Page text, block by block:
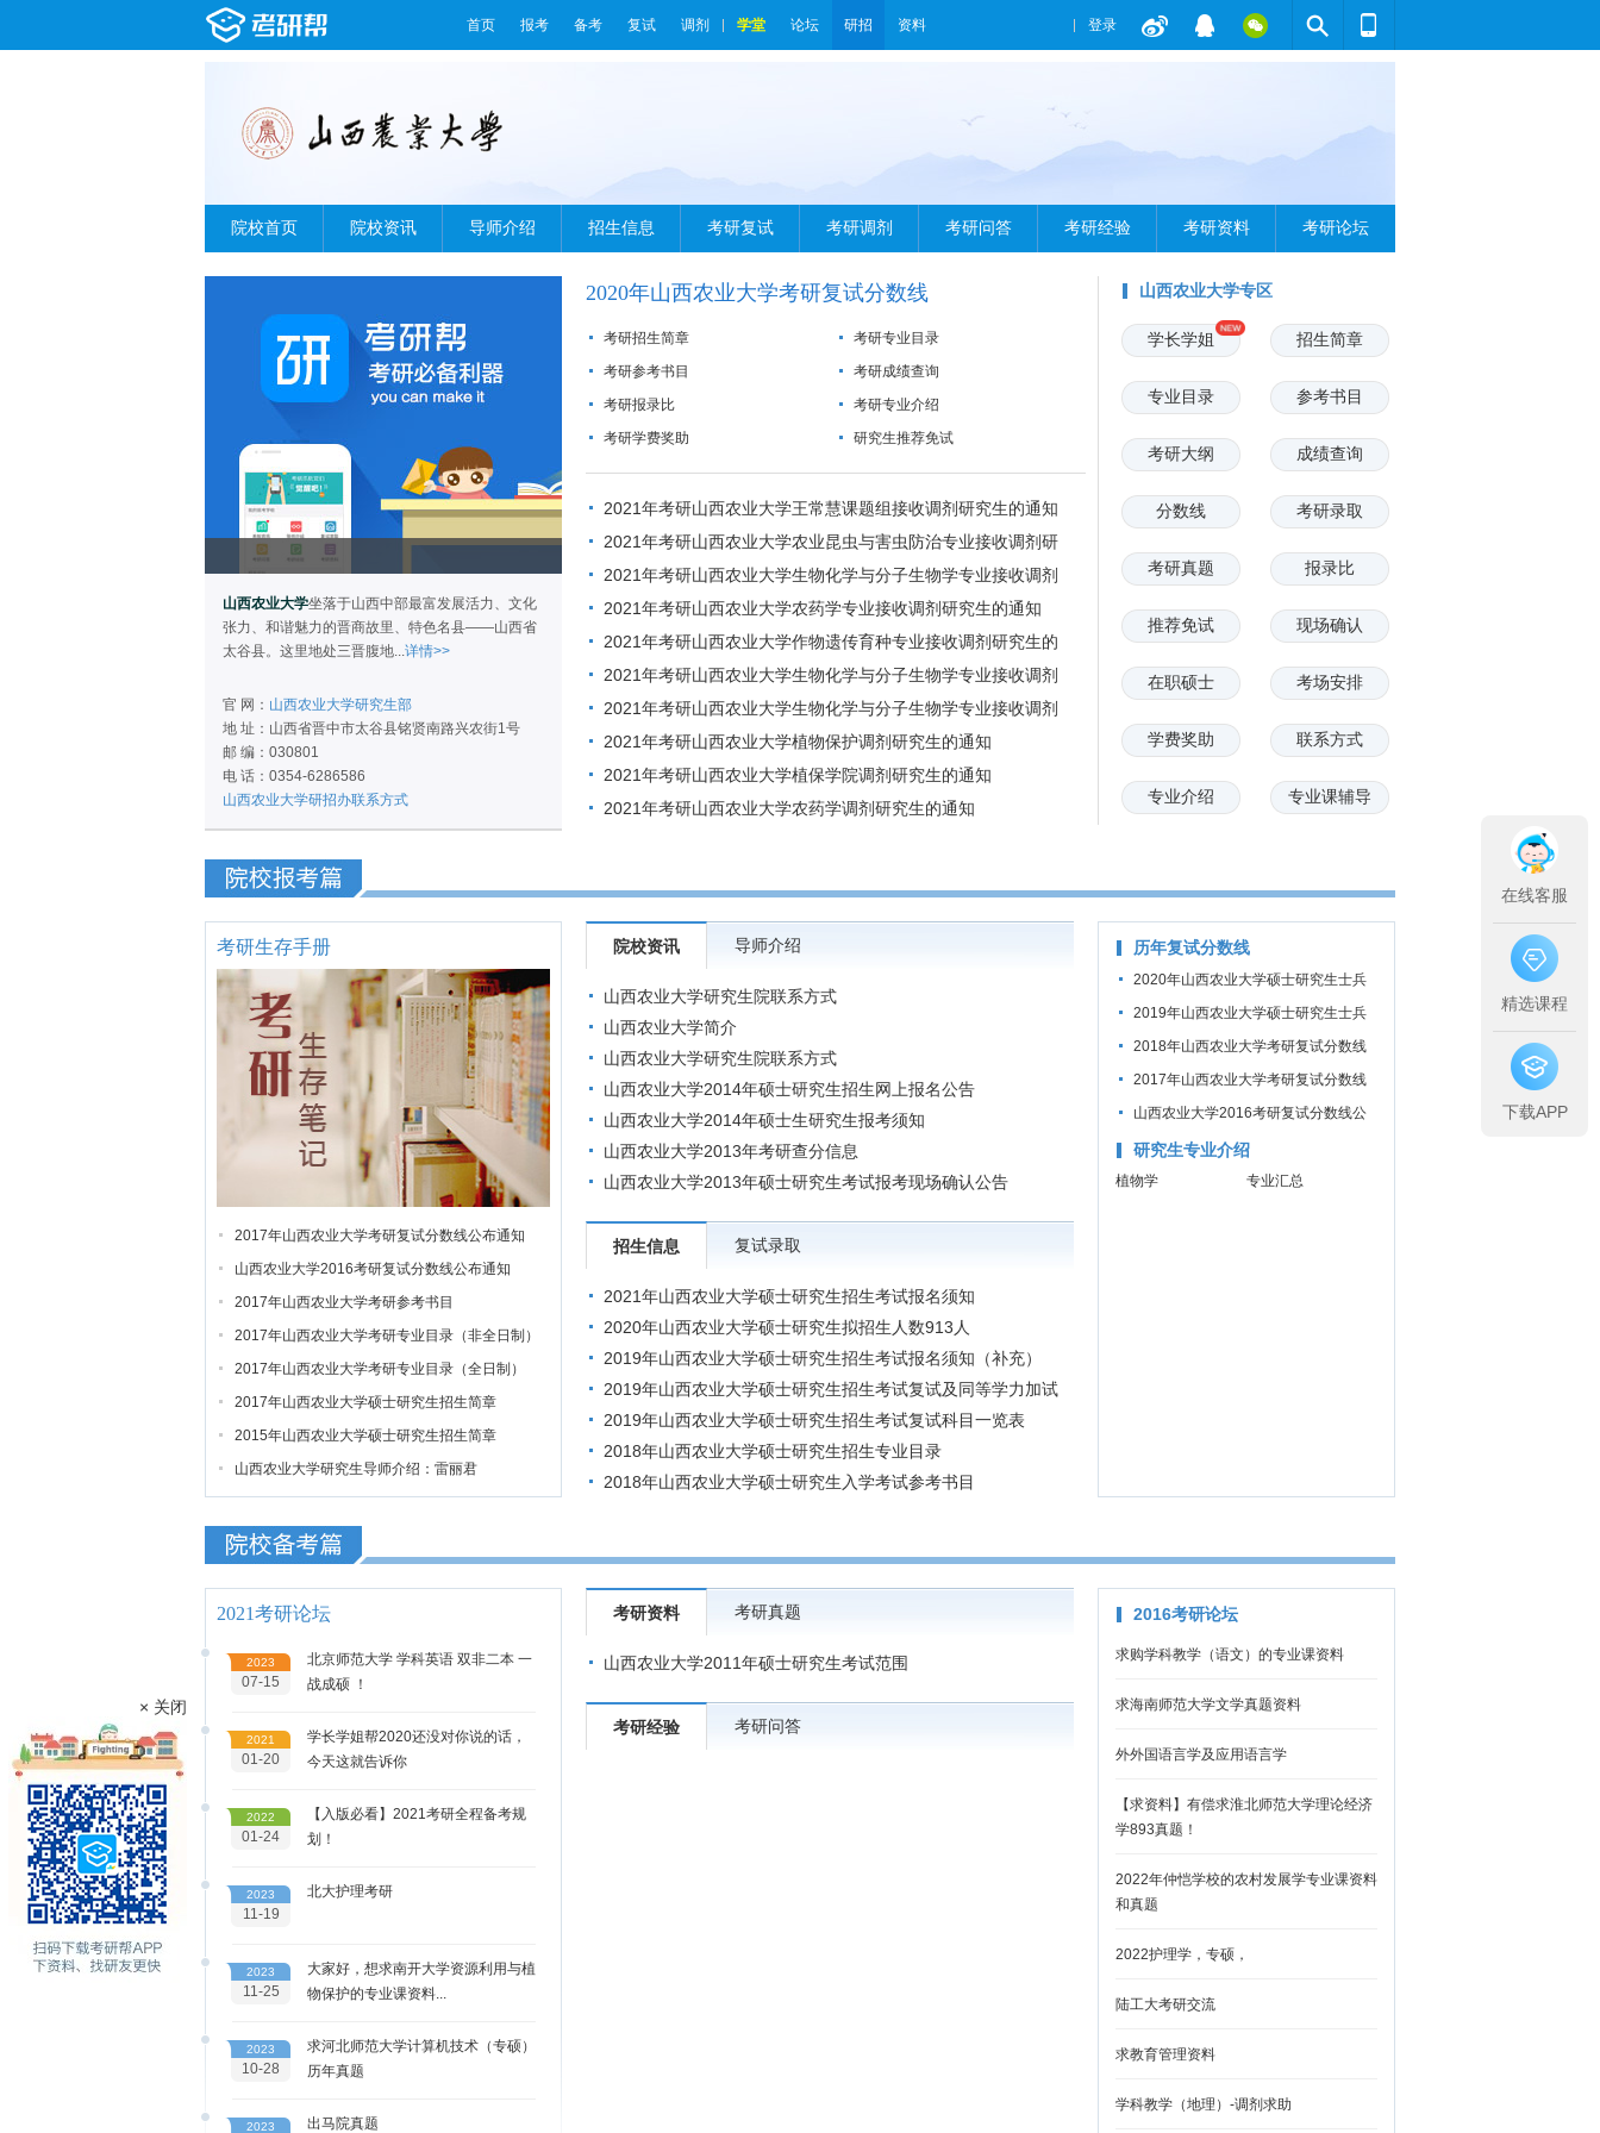
首页 报考 备考 复试 调剂 学堂 论坛 研招 资料 登录
院校首页 院校资讯 导师介绍 招生信息 考研复试 考研调剂 考研问答 考研经验 考研资料 考研论坛
山西农业大学坐落于山西中部最富发展活力、文化
张力、和谐魅力的晋商故里、特色名县——山西省
太谷县。这里地处三晋腹地...详情>>
官 网： 山西农业大学研究生部
地 址：山西省晋中市太谷县铭贤南路兴农街1号
邮 编：030801
电 话：0354-6286586
山西农业大学研招办联系方式
2020年山西农业大学考研复试分数线
考研招生简章
考研专业目录
考研参考书目
考研成绩查询
考研报录比
考研专业介绍
考研学费奖助
研究生推荐免试
2021年考研山西农业大学王常慧课题组接收调剂研究生的通知
2021年考研山西农业大学农业昆虫与害虫防治专业接收调剂研
究生的通知
2021年考研山西农业大学生物化学与分子生物学专业接收调剂
研究生的通知
2021年考研山西农业大学农药学专业接收调剂研究生的通知
2021年考研山西农业大学作物遗传育种专业接收调剂研究生的
通知
2021年考研山西农业大学生物化学与分子生物学专业接收调剂
研究生的通知
2021年考研山西农业大学生物化学与分子生物学专业接收调剂
研究生的通知
2021年考研山西农业大学植物保护调剂研究生的通知
2021年考研山西农业大学植保学院调剂研究生的通知
2021年考研山西农业大学农药学调剂研究生的通知
山西农业大学专区
学长学姐 招生简章
专业目录 参考书目
考研大纲 成绩查询
分数线 考研录取
考研真题 报录比
推荐免试 现场确认
在职硕士 考场安排
学费奖助 联系方式
专业介绍 专业课辅导
考研生存手册
2017年山西农业大学考研复试分数线公布通知
山西农业大学2016考研复试分数线公布通知
2017年山西农业大学考研参考书目
2017年山西农业大学考研专业目录（非全日制）
2017年山西农业大学考研专业目录（全日制）
2017年山西农业大学硕士研究生招生简章
2015年山西农业大学硕士研究生招生简章
山西农业大学研究生导师介绍：雷丽君
院校资讯 导师介绍
山西农业大学研究生院联系方式
山西农业大学简介
山西农业大学研究生院联系方式
山西农业大学2014年硕士研究生招生网上报名公告
山西农业大学2014年硕士生研究生报考须知
山西农业大学2013年考研查分信息
山西农业大学2013年硕士研究生考试报考现场确认公告
招生信息 复试录取
2021年山西农业大学硕士研究生招生考试报名须知
2020年山西农业大学硕士研究生拟招生人数913人
2019年山西农业大学硕士研究生招生考试报名须知（补充）
2019年山西农业大学硕士研究生招生考试复试及同等学力加试
科目参考书目一览表
2019年山西农业大学硕士研究生招生考试复试科目一览表
2018年山西农业大学硕士研究生招生专业目录
2018年山西农业大学硕士研究生入学考试参考书目
历年复试分数线
2020年山西农业大学硕士研究生士兵
计划专项招生初试成绩基本要求
2019年山西农业大学硕士研究生士兵
计划专项招生复试分数线
2018年山西农业大学考研复试分数线
公布通知
2017年山西农业大学考研复试分数线
公布通知
山西农业大学2016考研复试分数线公
布通知
研究生专业介绍
植物学 专业汇总
2021考研论坛
2023
07-15
北京师范大学 学科英语 双非二本 一
战成硕 ！
2021
01-20
学长学姐帮2020还没对你说的话，
今天这就告诉你
2022
01-24
【入版必看】2021考研全程备考规
划！
2023
11-19
北大护理考研
2023
11-25
大家好，想求南开大学资源利用与植
物保护的专业课资料...
2023
10-28
求河北师范大学计算机技术（专硕）
历年真题
2023 出马院真题
考研资料 考研真题
山西农业大学2011年硕士研究生考试范围
考研经验 考研问答
2016考研论坛
求购学科教学（语文）的专业课资料
求海南师范大学文学真题资料
外外国语言学及应用语言学
【求资料】有偿求淮北师范大学理论经济
学893真题！
2022年仲恺学校的农村发展学专业课资料
和真题
2022护理学，专硕，
陆工大考研交流
求教育管理资料
学科教学（地理）-调剂求助
× 关闭
在线客服
精选课程
下载APP